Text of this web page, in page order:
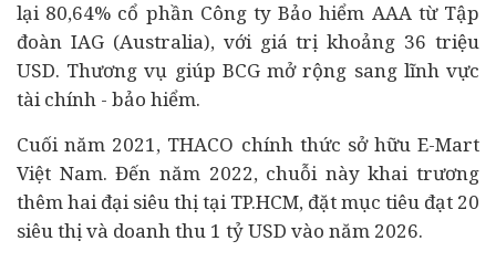
lại 80,64% cổ phần Công ty Bảo hiểm AAA từ Tập
đoàn IAG (Australia), với giá trị khoảng 36 triệu
USD. Thương vụ giúp BCG mở rộng sang lĩnh vực
tài chính - bảo hiểm.
Cuối năm 2021, THACO chính thức sở hữu E-Mart
Việt Nam. Đến năm 2022, chuỗi này khai trương
thêm hai đại siêu thị tại TP.HCM, đặt mục tiêu đạt 20
siêu thị và doanh thu 1 tỷ USD vào năm 2026.